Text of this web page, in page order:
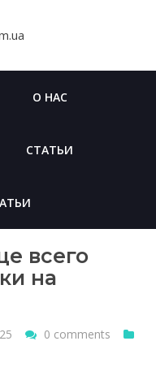
О НАС
СТАТЬИ
всего
на
0 comments